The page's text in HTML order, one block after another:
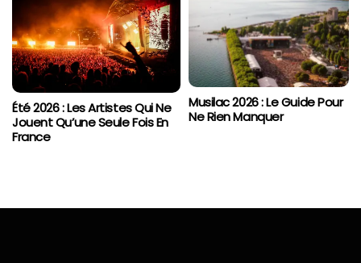
Été 2026 : Les Artistes Qui Ne
Jouent Qu’une Seule Fois En
France
Musilac 2026 : Le Guide Pour
Ne Rien Manquer